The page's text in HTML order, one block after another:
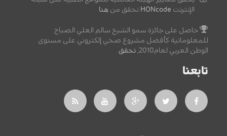
الإنترنت HONcode تحقق من هنا
حاصل على جائزة سمو الشيخ سالم العلي الصباح
للمعلوماتية كأفضل مشروع صحي إلكتروني على مستوى
الوطن العربي لعام2010,
تحقق
تابعنا